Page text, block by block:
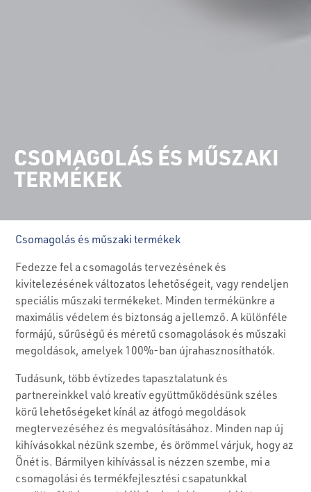
CSOMAGOLÁS ÉS MŰSZAKI
TERMÉKEK
Csomagolás és műszaki termékek
Fedezze fel a csomagolás tervezésének és
kivitelezésének változatos lehetőségeit, vagy rendeljen
speciális műszaki termékeket. Minden termékünkre a
maximális védelem és biztonság a jellemző. A különféle
formájú, sűrűségű és méretű csomagolások és műszaki
megoldások, amelyek 100%-ban újrahasznosíthatók.
Tudásunk, több évtizedes tapasztalatunk és
partnereinkkel való kreatív együttműködésünk széles
körű lehetőségeket kínál az átfogó megoldások
megtervezéséhez és megvalósításához. Minden nap új
kihívásokkal nézünk szembe, és örömmel várjuk, hogy az
Önét is. Bármilyen kihívással is nézzen szembe, mi a
csomagolási és termékfejlesztési csapatunkkal